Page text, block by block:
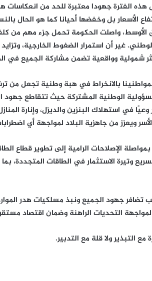
الفترة جهودا معتبرة للحد من انعكاسات
الأسعار بل وخفضها أحيانا كما هو الحال
الأوسط، واصلت الحكومة تحمل جزء مهم من
غير أن استمرار الضغوط الخارجية،
شمولية وواقعية تضمن مشاركة الجميع في
بالانخراط في هبة وطنية تجعل من
الوطنية المشتركة حيث تتقاطع جهود
في استهلاك البنزين والديزل، وإنارة
ويعزز من جاهزية البلاد لمواجهة أي
بمواصلة الإصلاحات الرامية إلى تطوير قطاع
وتيرة الاستثمار في الطاقات المتجددة،
تضافر جهود الجميع ونبذ مسلكيات هدر
لمواجهة التحديات الراهنة وضمان اقتصاد
التبذير ولا قلة مع التدبير.